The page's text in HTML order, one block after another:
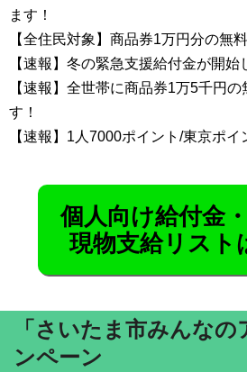
ます！
【全住民対象】商品券1万円分の無
【速報】冬の緊急支援給付金が開始
【速報】全世帯に商品券1万5千円
す！
【速報】1人7000ポイント/東京ポイ
個人向け給付金
現物支給リスト
「さいたま市みんな
ンペーン